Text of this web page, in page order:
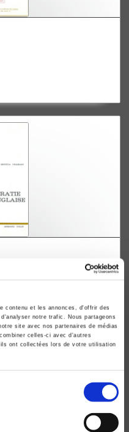
contenu et les annonces, d'offrir des
notre trafic. Nous partageons
site avec nos partenaires de médias
celles-ci avec d'autres
ont collectées lors de votre utilisation
Bretagne depuis